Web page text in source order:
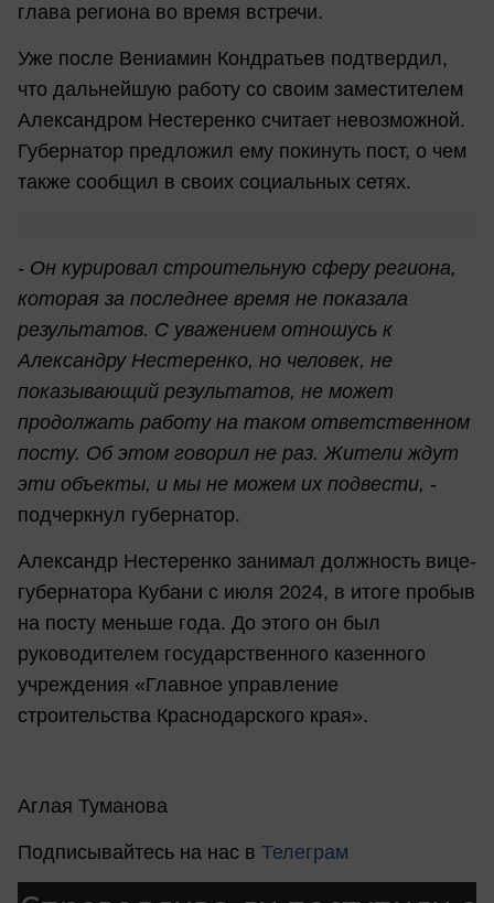
глава региона во время встречи.
Уже после Вениамин Кондратьев подтвердил,
что дальнейшую работу со своим заместителем
Александром Нестеренко считает невозможной.
Губернатор предложил ему покинуть пост, о чем
также сообщил в своих социальных сетях.
- Он курировал строительную сферу региона,
которая за последнее время не показала
результатов. С уважением отношусь к
Александру Нестеренко, но человек, не
показывающий результатов, не может
продолжать работу на таком ответственном
посту. Об этом говорил не раз. Жители ждут
эти объекты, и мы не можем их подвести, -
подчеркнул губернатор.
Александр Нестеренко занимал должность вице-
губернатора Кубани с июля 2024, в итоге пробыв
на посту меньше года. До этого он был
руководителем государственного казенного
учреждения «Главное управление
строительства Краснодарского края».
Аглая Туманова
Подписывайтесь на нас в Телеграм